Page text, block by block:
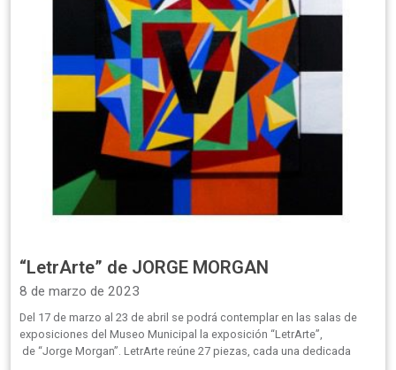
“LetrArte” de JORGE MORGAN
8 de marzo de 2023
Del 17 de marzo al 23 de abril se podrá contemplar en las salas de
exposiciones del Museo Municipal la exposición “LetrArte”,
de “Jorge Morgan”. LetrArte reúne 27 piezas, cada una dedicada